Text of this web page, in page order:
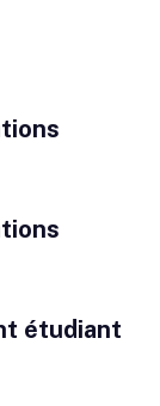
étudiant